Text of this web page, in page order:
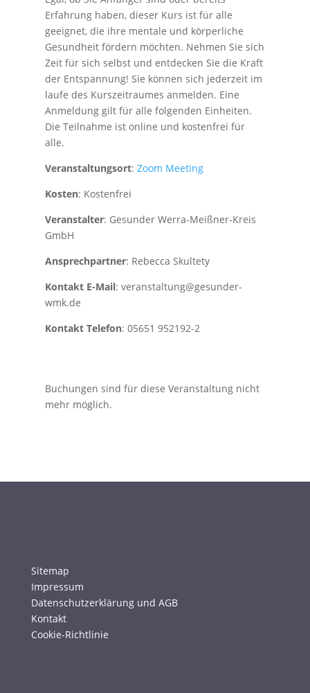
Erfahrung haben, dieser Kurs ist für alle
geeignet, die ihre mentale und körperliche
Gesundheit fördern möchten. Nehmen Sie sich
Zeit für sich selbst und entdecken Sie die Kraft
der Entspannung! Sie können sich jederzeit im
laufe des Kurszeitraumes anmelden. Eine
Anmeldung gilt für alle folgenden Einheiten.
Die Teilnahme ist online und kostenfrei für
alle.
Veranstaltungsort: Zoom Meeting
Kosten: Kostenfrei
Veranstalter: Gesunder Werra-Meißner-Kreis
GmbH
Ansprechpartner: Rebecca Skultety
Kontakt E-Mail: veranstaltung@gesunder-
wmk.de
Kontakt Telefon: 05651 952192-2
Buchungen sind für diese Veranstaltung nicht
mehr möglich.
Sitemap
Impressum
Datenschutzerklärung und AGB
Kontakt
Cookie-Richtlinie